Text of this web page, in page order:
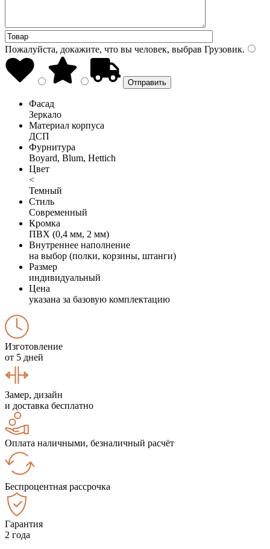
Пожалуйста, докажите, что вы человек, выбрав Грузовик.
Фасад
Зеркало
Материал корпуса
ДСП
Фурнитура
Boyard, Blum, Hettich
Цвет
<
Темный
Стиль
Современный
Кромка
ПВХ (0,4 мм, 2 мм)
Внутреннее наполнение
на выбор (полки, корзины, штанги)
Размер
индивидуальный
Цена
указана за базовую комплектацию
Изготовление
от 5 дней
Замер, дизайн
и доставка бесплатно
Оплата наличными, безналичный расчёт
Беспроцентная рассрочка
Гарантия
2 года